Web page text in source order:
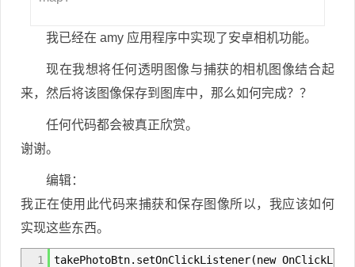
我已经在 amy 应用程序中实现了安卓相机功能。
现在我想将任何透明图像与捕获的相机图像结合起
来，然后将该图像保存到图库中，那么如何完成？？
任何代码都会被真正欣赏。
谢谢。
编辑：
我正在使用此代码来捕获和保存图像所以，我应该如何
实现这些东西。
1
takePhotoBtn.setOnClickListener(new